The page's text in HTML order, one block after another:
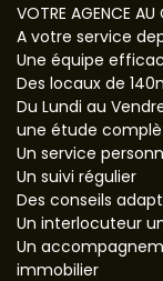
VOTRE AGENCE AU
A votre service
Une équipe
Des locaux de
Du Lundi au
une étude
Un service
Un suivi régulier
Des conseils
Un interlocuteur
Un
immobilier